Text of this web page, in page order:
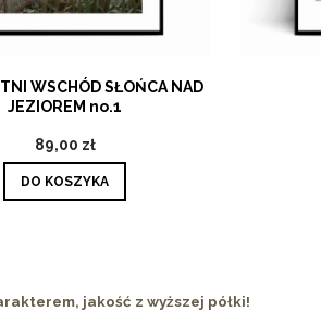
WSCHÓD SŁOŃCA NAD
JEZIOREM no.1
89,00 zł
DO KOSZYKA
jakość z wyższej półki!